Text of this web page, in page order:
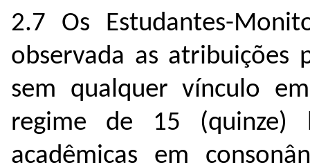
2.7 Os Estudantes-
observada as atribuições
sem qualquer vínculo
regime de 15 (quinze)
acadêmicas em